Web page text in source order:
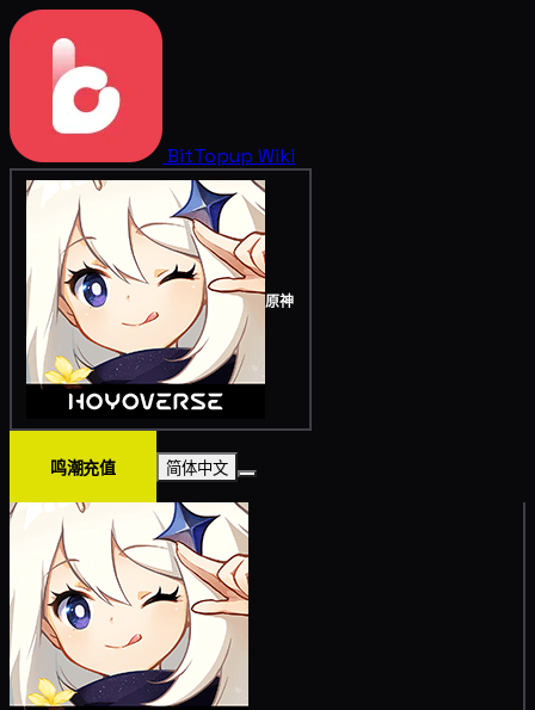
BitTopup Wiki
原神
鸣潮充值 简体中文